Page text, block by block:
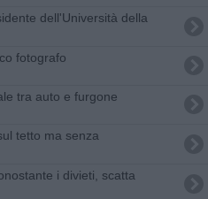
dell'Università della
fotografo
tra auto e furgone
tetto ma senza
i divieti, scatta